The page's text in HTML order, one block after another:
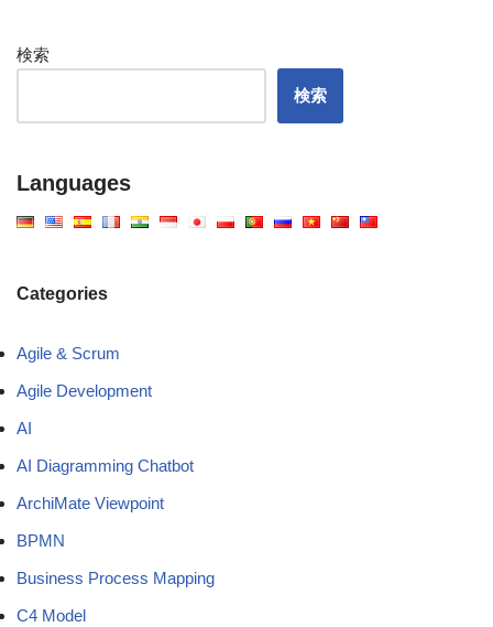
検索
検索
Languages
Categories
Agile & Scrum
Agile Development
AI
AI Diagramming Chatbot
ArchiMate Viewpoint
BPMN
Business Process Mapping
C4 Model